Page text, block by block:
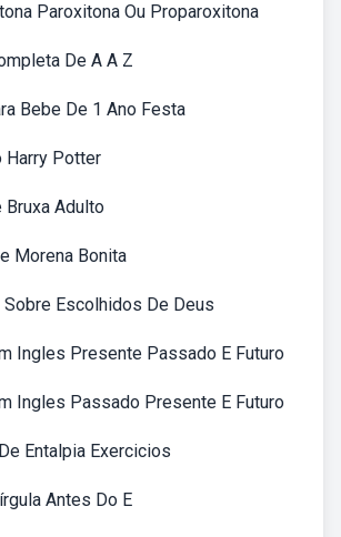
Paroxitona Ou Proparoxitona
De A A Z
Bebe De 1 Ano Festa
Harry Potter
Adulto
Morena Bonita
Escolhidos De Deus
Ingles Presente Passado E Futuro
Ingles Passado Presente E Futuro
Entalpia Exercicios
Antes Do E